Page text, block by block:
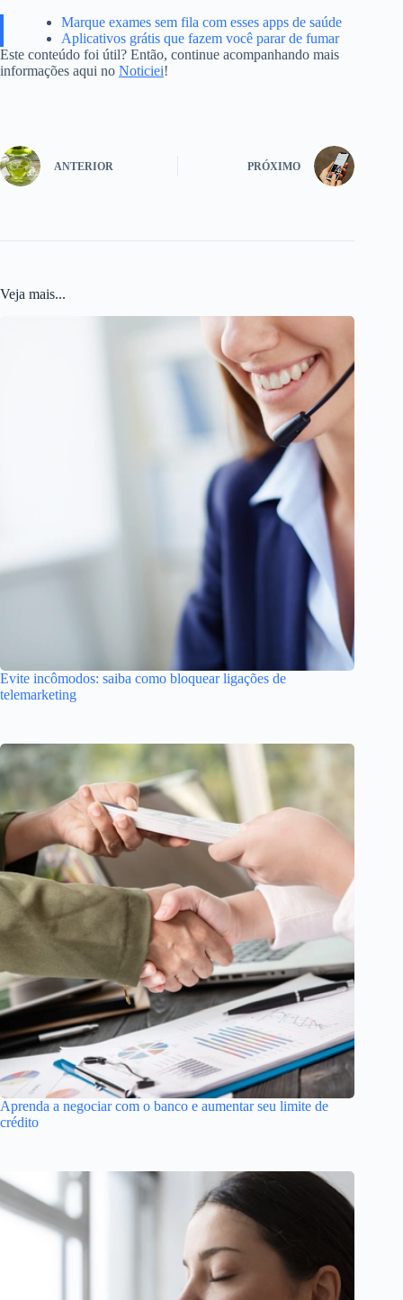
Marque exames sem fila com esses apps de saúde
Aplicativos grátis que fazem você parar de fumar
Este conteúdo foi útil? Então, continue acompanhando mais
informações aqui no Noticiei!
ANTERIOR PRÓXIMO
Veja mais...
Evite incômodos: saiba como bloquear ligações de
telemarketing
Aprenda a negociar com o banco e aumentar seu limite de
crédito